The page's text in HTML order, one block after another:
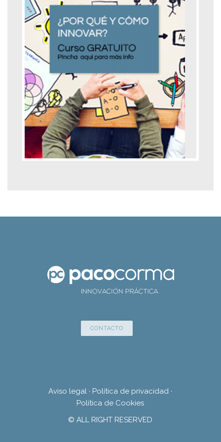
CONTACTO
Aviso legal · Política de privacidad ·
Política de Cookies
© ALL RIGHT RESERVED